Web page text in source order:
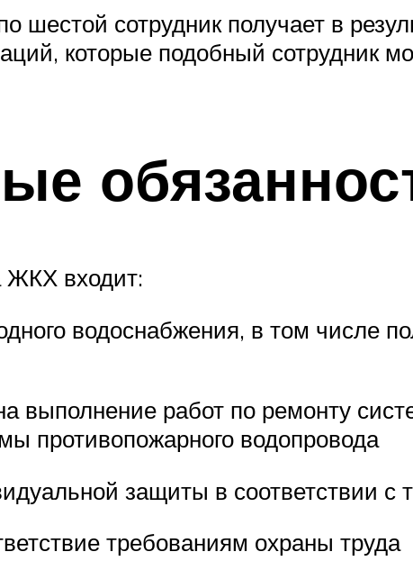
шестой сотрудник получает в
которые подобный сотрудник
ЖКХ входит:
водоснабжения, в том числе
выполнение работ по ремонту
противопожарного водопровода
защиты в соответствии с
требованиям охраны труда